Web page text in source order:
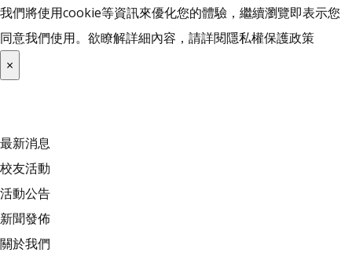
我們將使用cookie等資訊來優化您的體驗，繼續瀏覽即表示您
同意我們使用。欲瞭解詳細內容，請詳閱隱私權保護政策
×
最新消息
校友活動
活動公告
新聞發佈
關於我們